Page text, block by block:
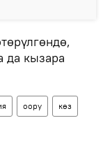
да кызара
оору көз